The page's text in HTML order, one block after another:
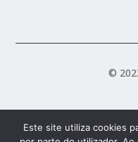
©
Política de
Este site utiliza cookies